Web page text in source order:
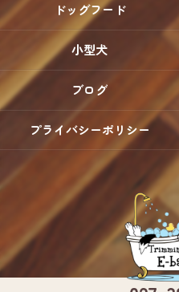
ドッグフード
小型犬
ブログ
プライバシーポリシー